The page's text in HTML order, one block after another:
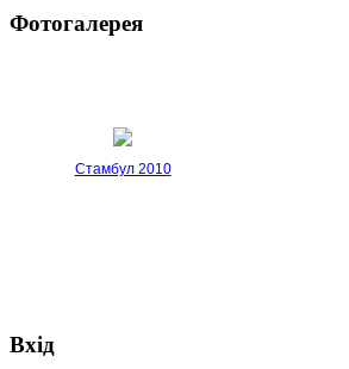
Фотогалерея
Стамбул 2010
Вхід